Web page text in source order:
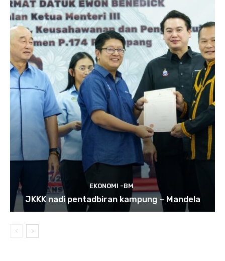
EKONOMI -BM
JKKK nadi pentadbiran kampung – Mandela